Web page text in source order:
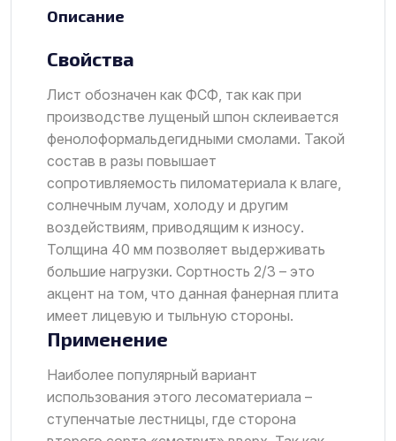
Описание
Свойства
Лист обозначен как ФСФ, так как при
производстве лущеный шпон склеивается
фенолоформальдегидными смолами. Такой
состав в разы повышает
сопротивляемость пиломатериала к влаге,
солнечным лучам, холоду и другим
воздействиям, приводящим к износу.
Толщина 40 мм позволяет выдерживать
большие нагрузки. Сортность 2/3 – это
акцент на том, что данная фанерная плита
имеет лицевую и тыльную стороны.
Применение
Наиболее популярный вариант
использования этого лесоматериала –
ступенчатые лестницы, где сторона